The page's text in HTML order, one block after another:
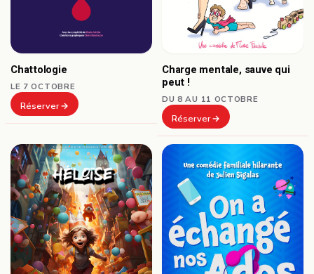
Chattologie
LE 7 OCTOBRE
Réserver
Charge mentale, sauve qui
peut !
DU 8 AU 11 OCTOBRE
Réserver